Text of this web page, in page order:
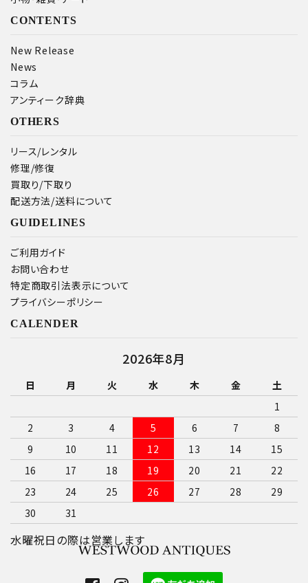
CONTENTS
New Release
News
コラム
アンティーク辞典
OTHERS
リース/レンタル
修理/修復
買取り/下取り
配送方法/送料について
GUIDELINES
ご利用ガイド
お問い合わせ
特定商取引法表示について
プライバシーポリシー
CALENDER
2026年8月
日 月 火 水 木 金
土
1
2
3 4 5 6 7
8
9
10 11 12 13 14
15
16
17 18 19 20 21
22
23
24 25 26 27 28
29
30
31
水曜祝日の際は営業します